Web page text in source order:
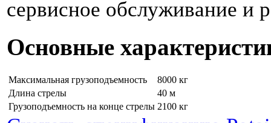
сервисное обслуживание и
Основные
Максимальная грузоподъемность
8000 кг
Длина стрелы
40 м
Грузоподъемность на конце стрелы 2100 кг